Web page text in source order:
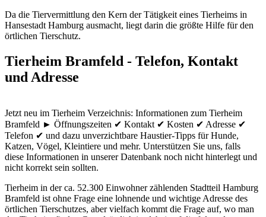
Da die Tiervermittlung den Kern der Tätigkeit eines Tierheims in
Hansestadt Hamburg ausmacht, liegt darin die größte Hilfe für den
örtlichen Tierschutz.
Tierheim Bramfeld - Telefon, Kontakt
und Adresse
Jetzt neu im Tierheim Verzeichnis: Informationen zum Tierheim
Bramfeld ► Öffnungszeiten ✔ Kontakt ✔ Kosten ✔ Adresse ✔
Telefon ✔ und dazu unverzichtbare Haustier-Tipps für Hunde,
Katzen, Vögel, Kleintiere und mehr. Unterstützen Sie uns, falls
diese Informationen in unserer Datenbank noch nicht hinterlegt und
nicht korrekt sein sollten.
Tierheim in der ca. 52.300 Einwohner zählenden Stadtteil Hamburg
Bramfeld ist ohne Frage eine lohnende und wichtige Adresse des
örtlichen Tierschutzes, aber vielfach kommt die Frage auf, wo man